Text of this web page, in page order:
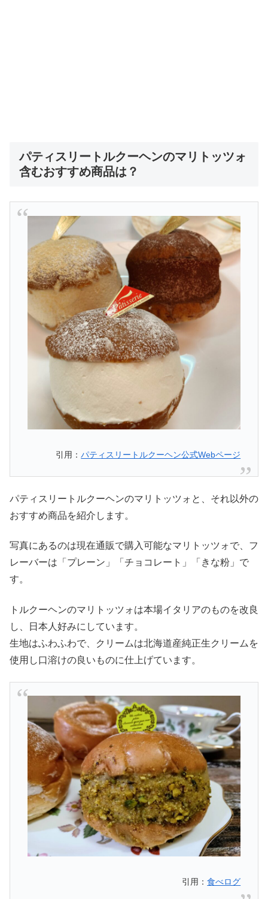
パティスリートルクーヘンのマリトッツォ
含むおすすめ商品は？
引用：パティスリートルクーヘン公式Webページ
パティスリートルクーヘンのマリトッツォと、それ以外の
おすすめ商品を紹介します。
写真にあるのは現在通販で購入可能なマリトッツォで、フ
レーバーは「プレーン」「チョコレート」「きな粉」で
す。
トルクーヘンのマリトッツォは本場イタリアのものを改良
し、日本人好みにしています。
生地はふわふわで、クリームは北海道産純正生クリームを
使用し口溶けの良いものに仕上げています。
引用：食べログ